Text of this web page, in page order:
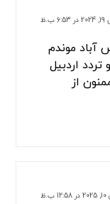
آباد موندم
اردبیل
از